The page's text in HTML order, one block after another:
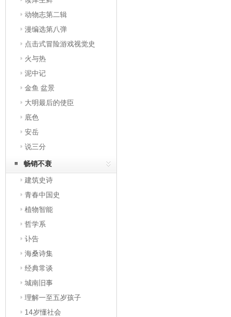
动物志第二辑
漫编选第八弹
点击式冒险游戏视觉史
火与热
泥中记
金鱼 盆景
大明最后的使臣
底色
安岳
说三分
畅销不衰
建筑史诗
青春中国史
植物智能
哲学系
讣告
海桑诗集
经典常谈
城南旧事
理解一至五岁孩子
14岁懂社会